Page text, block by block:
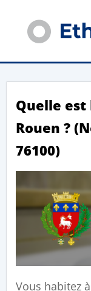
Quelle est
Rouen ?
76100)
Vous habitez